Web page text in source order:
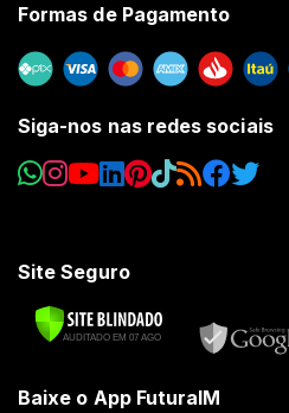
Formas de Pagamento
Siga-nos nas redes sociais
Site Seguro
Baixe o App FuturaIM